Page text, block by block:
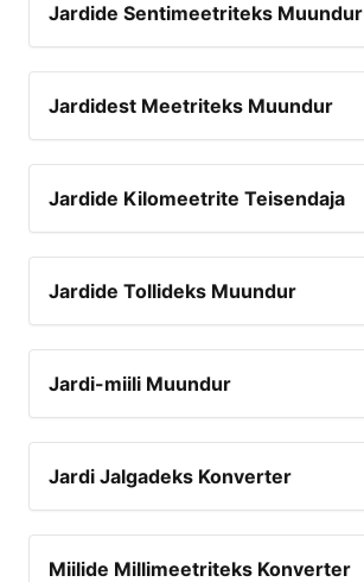
Jardide Sentimeetriteks Muundur
Jardidest Meetriteks Muundur
Jardide Kilomeetrite Teisendaja
Jardide Tollideks Muundur
Jardi-miili Muundur
Jardi Jalgadeks Konverter
Miilide Millimeetriteks Konverter